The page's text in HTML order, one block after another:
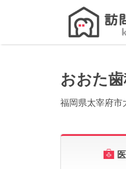
Search
おおた
福岡県太宰府市